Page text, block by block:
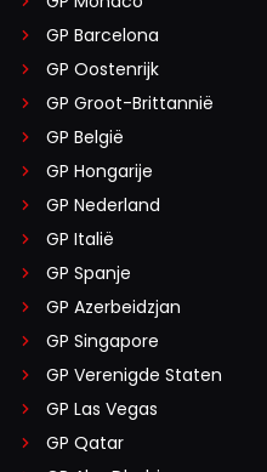
GP Barcelona
GP Oostenrijk
GP Groot-Brittannië
GP België
GP Hongarije
GP Nederland
GP Italië
GP Spanje
GP Azerbeidzjan
GP Singapore
GP Verenigde Staten
GP Las Vegas
GP Qatar